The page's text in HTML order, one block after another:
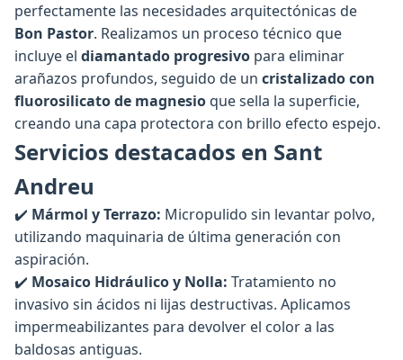
perfectamente las necesidades arquitectónicas de
Bon Pastor. Realizamos un proceso técnico que
incluye el diamantado progresivo para eliminar
arañazos profundos, seguido de un cristalizado con
fluorosilicato de magnesioque sella la superficie,
creando una capa protectora con brillo efecto espejo.
Servicios destacados en Sant
Andreu
✔️ Mármol y Terrazo: Micropulido sin levantar polvo,
utilizando maquinaria de última generación con
aspiración.
✔️ Mosaico Hidráulico y Nolla: Tratamiento no
invasivo sin ácidos ni lijas destructivas. Aplicamos
impermeabilizantes para devolver el color a las
baldosas antiguas.